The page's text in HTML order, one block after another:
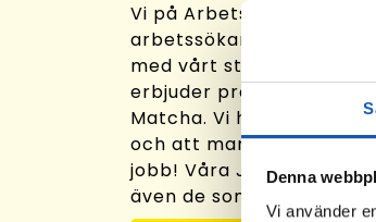
Denna
Vi använder
Vi på Arbetslivsresurs
arbetssökande! Vi
med vårt stora nätverk
erbjuder professionellt
Matcha. Vi hjälper dig att
och att marknadsföra
jobb! Våra Jobbkonsulter
även de som inte